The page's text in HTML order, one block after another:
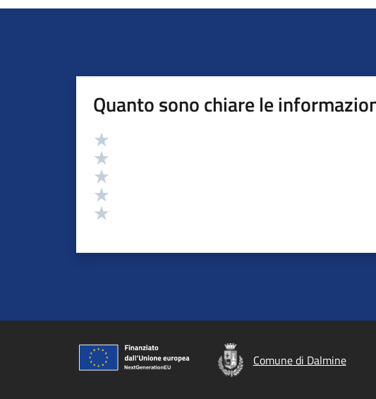
Quanto sono chiare le
Valutazione
Comune di Dalmine